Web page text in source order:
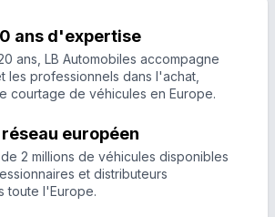
ans d'expertise
ans, LB Automobiles accompagne
les professionnels dans l'achat,
courtage de véhicules en Europe.
européen
2 millions de véhicules disponibles
et distributeurs
toute l'Europe.